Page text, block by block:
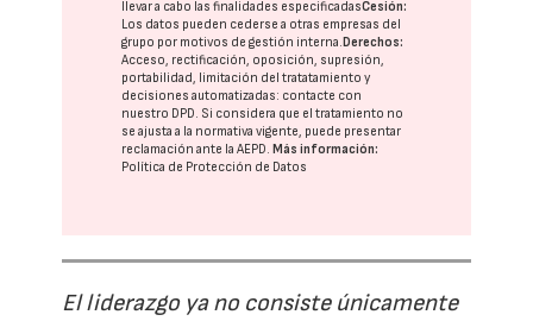
llevar a cabo las finalidades especificadasCesión:
Los datos pueden cederse a otras empresas del
grupo por motivos de gestión interna. Derechos:
Acceso, rectificación, oposición, supresión,
portabilidad, limitación del tratatamiento y
decisiones automatizadas: contacte con
nuestro DPD. Si considera que el tratamiento no
se ajusta a la normativa vigente, puede presentar
reclamación ante laAEPD. Más información:
Política de Protección de Datos
El liderazgo ya no consiste únicamente